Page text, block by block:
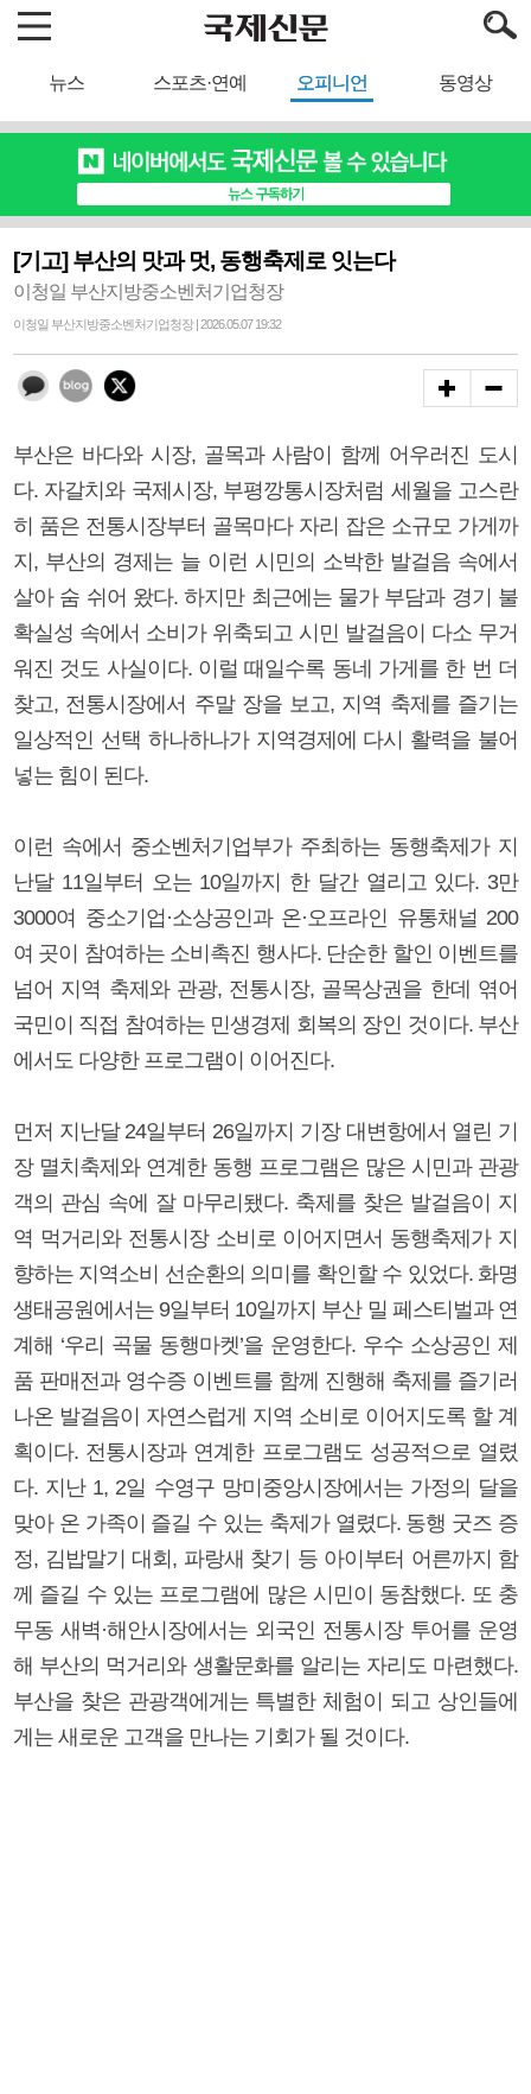
뉴스 스포츠·연예 오피니언 동영상
[기고] 부산의 맛과 멋, 동행축제로 잇는다
이청일 부산지방중소벤처기업청장
이청일 부산지방중소벤처기업청장 | 2026.05.07 19:32
부산은 바다와 시장, 골목과 사람이 함께 어우러진 도시
다. 자갈치와 국제시장, 부평깡통시장처럼 세월을 고스란
히 품은 전통시장부터 골목마다 자리 잡은 소규모 가게까
지, 부산의 경제는 늘 이런 시민의 소박한 발걸음 속에서
살아 숨 쉬어 왔다. 하지만 최근에는 물가 부담과 경기 불
확실성 속에서 소비가 위축되고 시민 발걸음이 다소 무거
워진 것도 사실이다. 이럴 때일수록 동네 가게를 한 번 더
찾고, 전통시장에서 주말 장을 보고, 지역 축제를 즐기는
일상적인 선택 하나하나가 지역경제에 다시 활력을 불어
넣는 힘이 된다.
이런 속에서 중소벤처기업부가 주최하는 동행축제가 지
난달 11일부터 오는 10일까지 한 달간 열리고 있다. 3만
3000여 중소기업·소상공인과 온·오프라인 유통채널 200
여 곳이 참여하는 소비촉진 행사다. 단순한 할인 이벤트를
넘어 지역 축제와 관광, 전통시장, 골목상권을 한데 엮어
국민이 직접 참여하는 민생경제 회복의 장인 것이다. 부산
에서도 다양한 프로그램이 이어진다.
먼저 지난달 24일부터 26일까지 기장 대변항에서 열린 기
장 멸치축제와 연계한 동행 프로그램은 많은 시민과 관광
객의 관심 속에 잘 마무리됐다. 축제를 찾은 발걸음이 지
역 먹거리와 전통시장 소비로 이어지면서 동행축제가 지
향하는 지역소비 선순환의 의미를 확인할 수 있었다. 화명
생태공원에서는 9일부터 10일까지 부산 밀 페스티벌과 연
계해 ‘우리 곡물 동행마켓’을 운영한다. 우수 소상공인 제
품 판매전과 영수증 이벤트를 함께 진행해 축제를 즐기러
나온 발걸음이 자연스럽게 지역 소비로 이어지도록 할 계
획이다. 전통시장과 연계한 프로그램도 성공적으로 열렸
다. 지난 1, 2일 수영구 망미중앙시장에서는 가정의 달을
맞아 온 가족이 즐길 수 있는 축제가 열렸다. 동행 굿즈 증
정, 김밥말기 대회, 파랑새 찾기 등 아이부터 어른까지 함
께 즐길 수 있는 프로그램에 많은 시민이 동참했다. 또 충
무동 새벽·해안시장에서는 외국인 전통시장 투어를 운영
해 부산의 먹거리와 생활문화를 알리는 자리도 마련했다.
부산을 찾은 관광객에게는 특별한 체험이 되고 상인들에
게는 새로운 고객을 만나는 기회가 될 것이다.